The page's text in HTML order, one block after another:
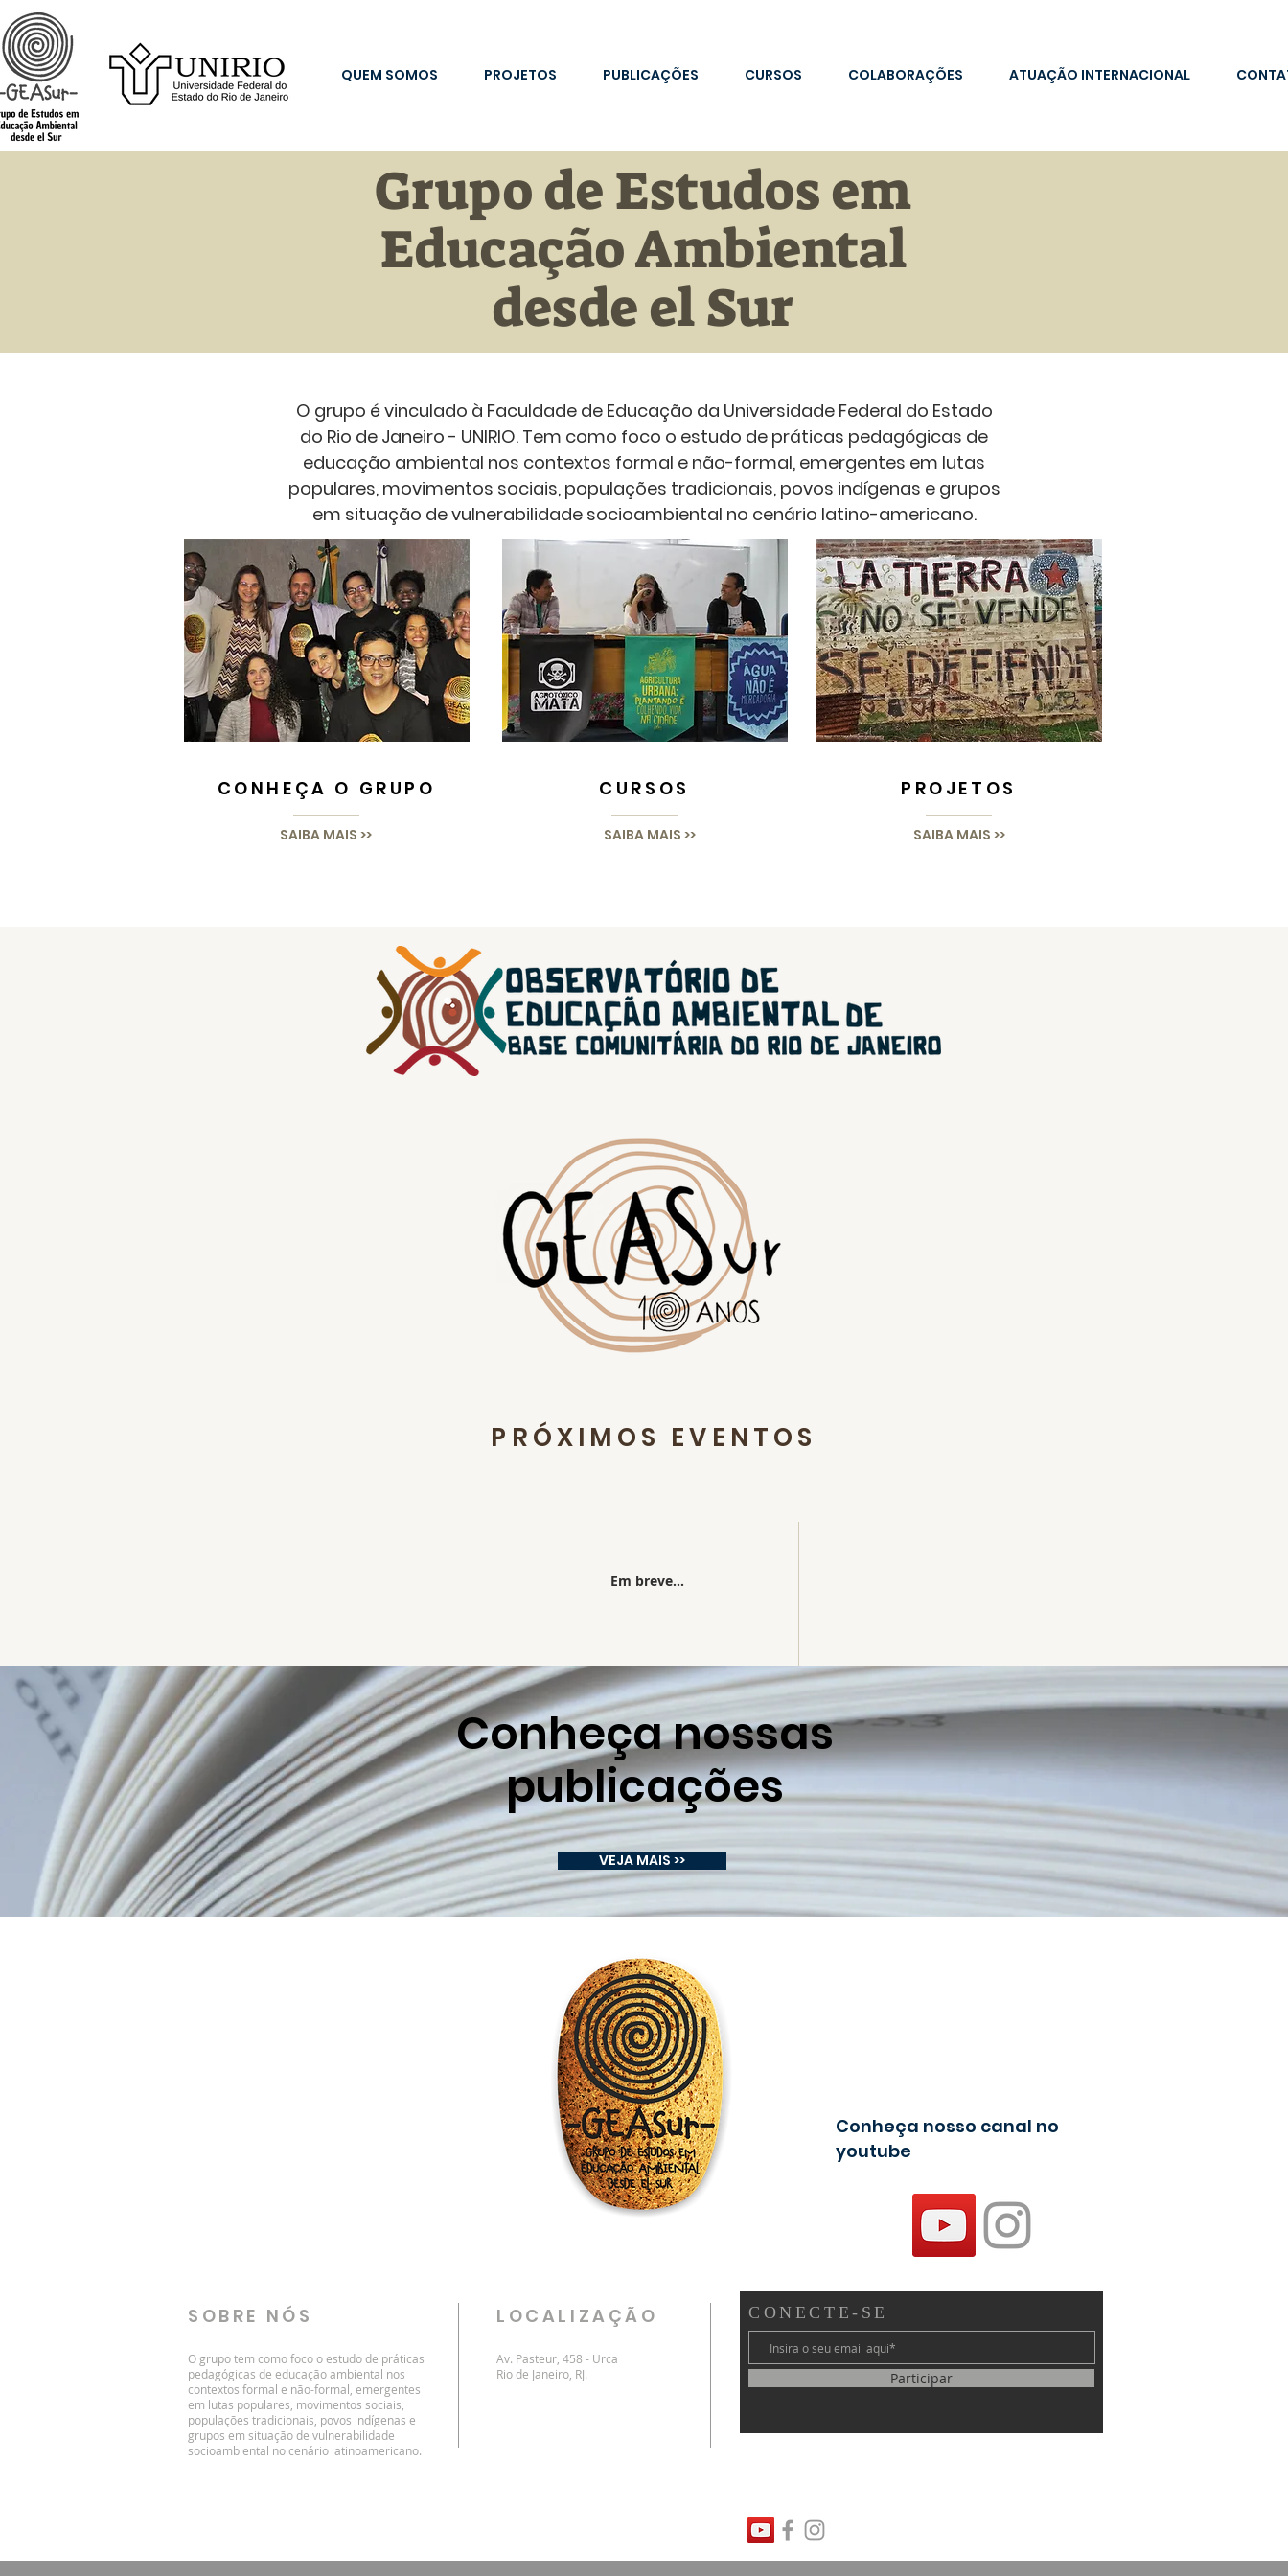
QUEM SOMOS PROJETOS PUBLICAÇÕES CURSOS COLABORAÇÕES ATUAÇÃO INTERNACIONAL
Grupo de Estudos em
Educação Ambiental
desde el Sur
O grupo é vinculado à Faculdade de Educação da Universidade Federal do Estado
do Rio de Janeiro - UNIRIO. Tem como foco o estudo de práticas pedagógicas de
educação ambiental nos contextos formal e não-formal, emergentes em lutas
populares, movimentos sociais, populações tradicionais, povos indígenas e grupos
em situação de vulnerabilidade socioambiental no cenário latino-americano.
CONHEÇA O GRUPO
SAIBA MAIS >>
CURSOS
SAIBA MAIS >>
PROJETOS
SAIBA MAIS >>
PRÓXIMOS EVENTOS
Em breve...
SAIBA MAIS >> SAIBA MAIS >>
Conheça nossas
publicações
VEJA MAIS >>
Conheça nosso canal no
youtube
SOBRE NÓS
O grupo tem como foco o estudo de práticas
pedagógicas de educação ambiental nos
contextos formal e não-formal, emergentes
em lutas populares, movimentos sociais,
populações tradicionais, povos indígenas e
grupos em situação de vulnerabilidade
socioambiental no cenário latinoamericano.
LOCALIZAÇÃO
Av. Pasteur, 458 - Urca
Rio de Janeiro, RJ.
CONECTE-SE
Participar